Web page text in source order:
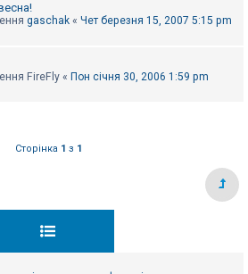
gaschak « Чет березня 15, 2007 5:15 pm
FireFly « Пон січня 30, 2006 1:59 pm
Сторінка 1 з 1